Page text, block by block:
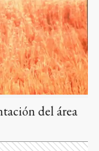
del área